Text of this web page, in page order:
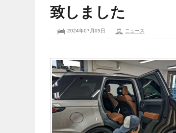
致しました
2024年07月05日 ニュース